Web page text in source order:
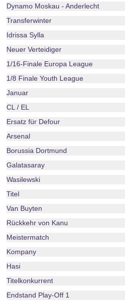
Dynamo Moskau - Anderlecht
Transferwinter
Idrissa Sylla
Neuer Verteidiger
1/16-Finale Europa League
1/8 Finale Youth League
Januar
CL / EL
Ersatz für Defour
Arsenal
Borussia Dortmund
Galatasaray
Wasilewski
Titel
Van Buyten
Rückkehr von Kanu
Meistermatch
Kompany
Hasi
Titelkonkurrent
Endstand Play-Off 1